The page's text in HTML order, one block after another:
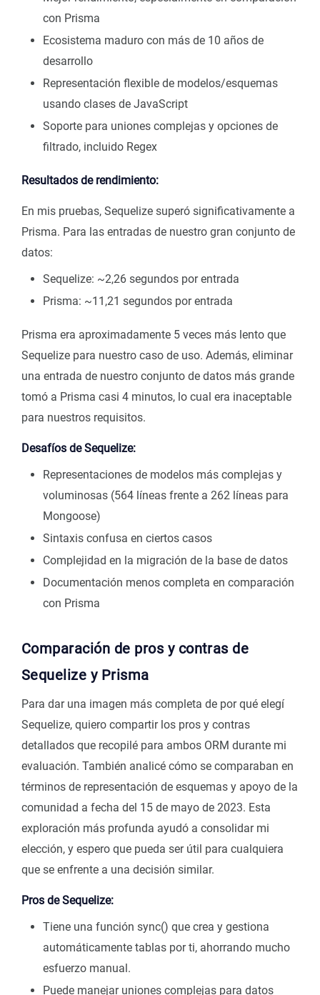
con Prisma
Ecosistema maduro con más de 10 años de
desarrollo
Representación flexible de modelos/esquemas
usando clases de JavaScript
Soporte para uniones complejas y opciones de
filtrado, incluido Regex
Resultados de rendimiento:
En mis pruebas, Sequelize superó significativamente a
Prisma. Para las entradas de nuestro gran conjunto de
datos:
Sequelize: ~2,26 segundos por entrada
Prisma: ~11,21 segundos por entrada
Prisma era aproximadamente 5 veces más lento que
Sequelize para nuestro caso de uso. Además, eliminar
una entrada de nuestro conjunto de datos más grande
tomó a Prisma casi 4 minutos, lo cual era inaceptable
para nuestros requisitos.
Desafíos de Sequelize:
Representaciones de modelos más complejas y
voluminosas (564 líneas frente a 262 líneas para
Mongoose)
Sintaxis confusa en ciertos casos
Complejidad en la migración de la base de datos
Documentación menos completa en comparación
con Prisma
Comparación de pros y contras de
Sequelize y Prisma
Para dar una imagen más completa de por qué elegí
Sequelize, quiero compartir los pros y contras
detallados que recopilé para ambos ORM durante mi
evaluación. También analicé cómo se comparaban en
términos de representación de esquemas y apoyo de la
comunidad a fecha del 15 de mayo de 2023. Esta
exploración más profunda ayudó a consolidar mi
elección, y espero que pueda ser útil para cualquiera
que se enfrente a una decisión similar.
Pros de Sequelize:
Tiene una función sync() que crea y gestiona
automáticamente tablas por ti, ahorrando mucho
esfuerzo manual.
Puede manejar uniones complejas para datos